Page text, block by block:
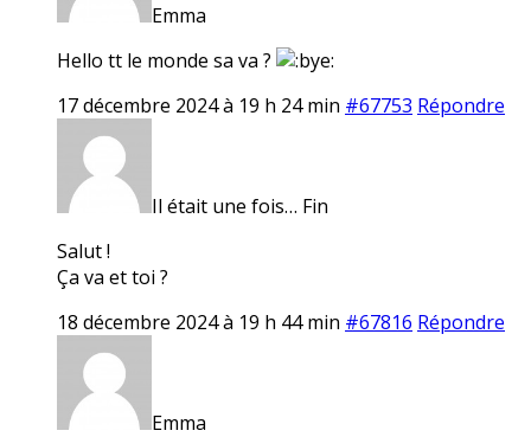
Emma
Hello tt le monde sa va ?
17 décembre 2024 à 19 h 24 min #67753 Répondre
Il était une fois… Fin
Salut !
Ça va et toi ?
18 décembre 2024 à 19 h 44 min #67816 Répondre
Emma